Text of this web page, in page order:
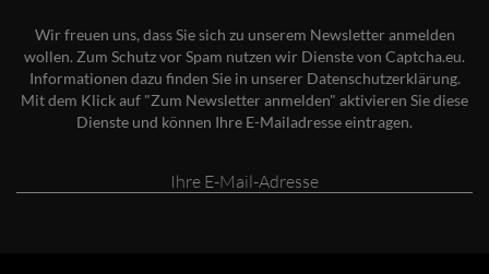
Wir freuen uns, dass Sie sich zu unserem Newsletter anmelden
wollen. Zum Schutz vor Spam nutzen wir Dienste von Captcha.eu.
Informationen dazu finden Sie in unserer Datenschutzerklärung.
Mit dem Klick auf "Zum Newsletter anmelden" aktivieren Sie diese
Dienste und können Ihre E-Mailadresse eintragen.